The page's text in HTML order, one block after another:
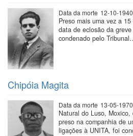
Data da morte 12-10-1940
Preso mais uma vez a
data de eclosão da
condenado pelo
Chipóia Magita
Data da morte 13-05-1970
Natural do Luso,
preso na companhia de
ligações à UNITA, foi